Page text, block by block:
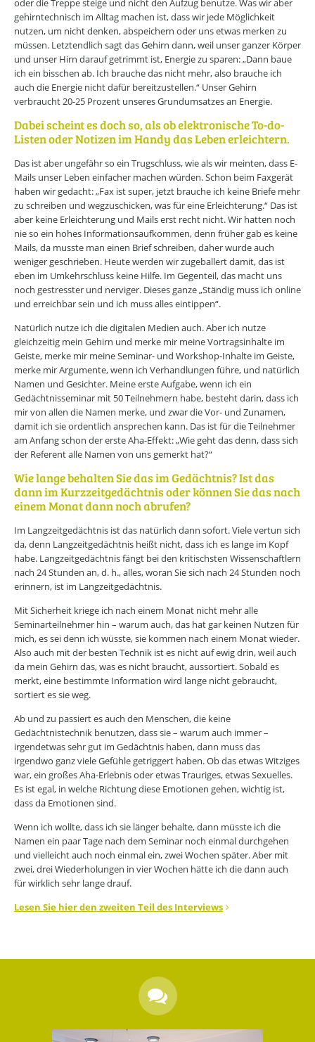
oder die Treppe steige und nicht den Aufzug benutze. Was wir aber
gehirntechnisch im Alltag machen ist, dass wir jede Möglichkeit
nutzen, um nicht denken, abspeichern oder uns etwas merken zu
müssen. Letztendlich sagt das Gehirn dann, weil unser ganzer Körper
und unser Hirn darauf getrimmt ist, Energie zu sparen: „Dann baue
ich ein bisschen ab. Ich brauche das nicht mehr, also brauche ich
auch die Energie nicht dafür bereitzustellen.“ Unser Gehirn
verbraucht 20-25 Prozent unseres Grundumsatzes an Energie.
Dabei scheint es doch so, als ob elektronische To-do-
Listen oder Notizen im Handy das Leben erleichtern.
Das ist aber ungefähr so ein Trugschluss, wie als wir meinten, dass E-
Mails unser Leben einfacher machen würden. Schon beim Faxgerät
haben wir gedacht: „Fax ist super, jetzt brauche ich keine Briefe mehr
zu schreiben und wegzuschicken, was für eine Erleichterung.“ Das ist
aber keine Erleichterung und Mails erst recht nicht. Wir hatten noch
nie so ein hohes Informationsaufkommen, denn früher gab es keine
Mails, da musste man einen Brief schreiben, daher wurde auch
weniger geschrieben. Heute werden wir zugeballert damit, das ist
eben im Umkehrschluss keine Hilfe. Im Gegenteil, das macht uns
noch gestresster und nerviger. Dieses ganze „Ständig muss ich online
und erreichbar sein und ich muss alles eintippen“.
Natürlich nutze ich die digitalen Medien auch. Aber ich nutze
gleichzeitig mein Gehirn und merke mir meine Vortragsinhalte im
Geiste, merke mir meine Seminar- und Workshop-Inhalte im Geiste,
merke mir Argumente, wenn ich Verhandlungen führe, und natürlich
Namen und Gesichter. Meine erste Aufgabe, wenn ich ein
Gedächtnisseminar mit 50 Teilnehmern habe, besteht darin, dass ich
mir von allen die Namen merke, und zwar die Vor- und Zunamen,
damit ich sie ordentlich ansprechen kann. Das ist für die Teilnehmer
am Anfang schon der erste Aha-Effekt: „Wie geht das denn, dass sich
der Referent alle Namen von uns gemerkt hat?“
Wie lange behalten Sie das im Gedächtnis? Ist das
dann im Kurzzeitgedächtnis oder können Sie das nach
einem Monat dann noch abrufen?
Im Langzeitgedächtnis ist das natürlich dann sofort. Viele vertun sich
da, denn Langzeitgedächtnis heißt nicht, dass ich es lange im Kopf
habe. Langzeitgedächtnis fängt bei den kritischsten Wissenschaftlern
nach 24 Stunden an, d. h., alles, woran Sie sich nach 24 Stunden noch
erinnern, ist im Langzeitgedächtnis.
Mit Sicherheit kriege ich nach einem Monat nicht mehr alle
Seminarteilnehmer hin – warum auch, das hat gar keinen Nutzen für
mich, es sei denn ich wüsste, sie kommen nach einem Monat wieder.
Also auch mit der besten Technik ist es nicht auf ewig drin, weil auch
da mein Gehirn das, was es nicht braucht, aussortiert. Sobald es
merkt, eine bestimmte Information wird lange nicht gebraucht,
sortiert es sie weg.
Ab und zu passiert es auch den Menschen, die keine
Gedächtnistechnik benutzen, dass sie – warum auch immer –
irgendetwas sehr gut im Gedächtnis haben, dann muss das
irgendwo ganz viele Gefühle getriggert haben. Ob das etwas Witziges
war, ein großes Aha-Erlebnis oder etwas Trauriges, etwas Sexuelles.
Es ist egal, in welche Richtung diese Emotionen gehen, wichtig ist,
dass da Emotionen sind.
Wenn ich wollte, dass ich sie länger behalte, dann müsste ich die
Namen ein paar Tage nach dem Seminar noch einmal durchgehen
und vielleicht auch noch einmal ein, zwei Wochen später. Aber mit
zwei, drei Wiederholungen in vier Wochen hätte ich die dann auch
für wirklich sehr lange drauf.
Lesen Sie hier den zweiten Teil des Interviews